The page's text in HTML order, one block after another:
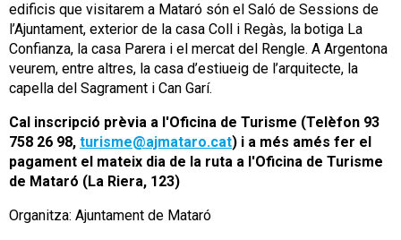
edificis que visitarem a Mataró són el Saló de Sessions de
l’Ajuntament, exterior de la casa Coll i Regàs, la botiga La
Confianza, la casa Parera i el mercat del Rengle. A Argentona
veurem, entre altres, la casa d’estiueig de l’arquitecte, la
capella del Sagrament i Can Garí.
Cal inscripció prèvia a l'Oficina de Turisme (Telèfon 93
758 26 98, turisme@ajmataro.cat) i a més amés fer el
pagament el mateix dia de la ruta a l'Oficina de Turisme
de Mataró (La Riera, 123)
Organitza: Ajuntament de Mataró